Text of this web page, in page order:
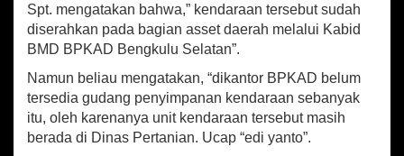
i
K
a
t
o
r
D
Spt. mengatakan bahwa,” kendaraan tersebut sudah
diserahkan pada bagian asset daerah melalui Kabid
BMD BPKAD Bengkulu Selatan”.
Namun beliau mengatakan, “dikantor BPKAD belum
tersedia gudang penyimpanan kendaraan sebanyak
itu, oleh karenanya unit kendaraan tersebut masih
berada di Dinas Pertanian. Ucap “edi yanto”.